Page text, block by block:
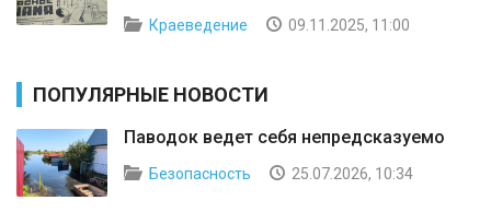
Краеведение 09.11.2025, 11:00
ПОПУЛЯРНЫЕ НОВОСТИ
Паводок ведет себя непредсказуемо
Безопасность 25.07.2026, 10:34